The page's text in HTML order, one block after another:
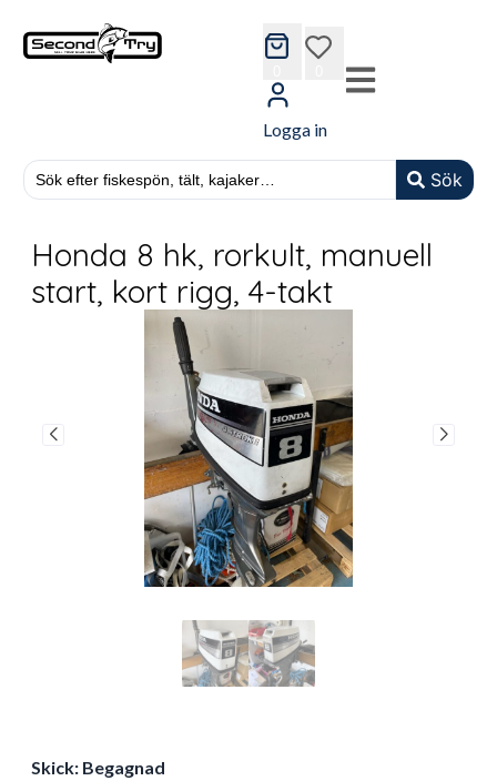
Sök
wishlist
Logga in
Honda 8 hk, rorkult, manuell
start, kort rigg, 4-takt
Skick: Begagnad